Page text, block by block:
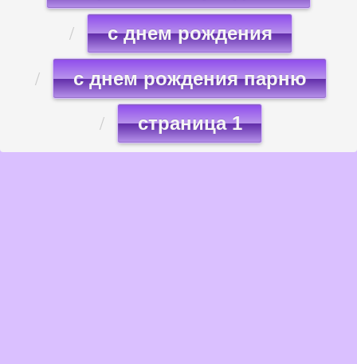
с днем рождения
с днем рождения парню
страница 1